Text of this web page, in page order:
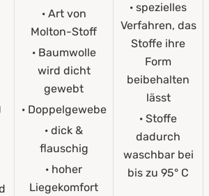
· Art von
Molton-Stoff
· Baumwolle
wird dicht
gewebt
· Doppelgewebe
· dick &
flauschig
· hoher
Liegekomfort
· spezielles
Verfahren, das
Stoffe ihre
Form
beibehalten
lässt
· Stoffe
dadurch
waschbar bei
bis zu 95° C